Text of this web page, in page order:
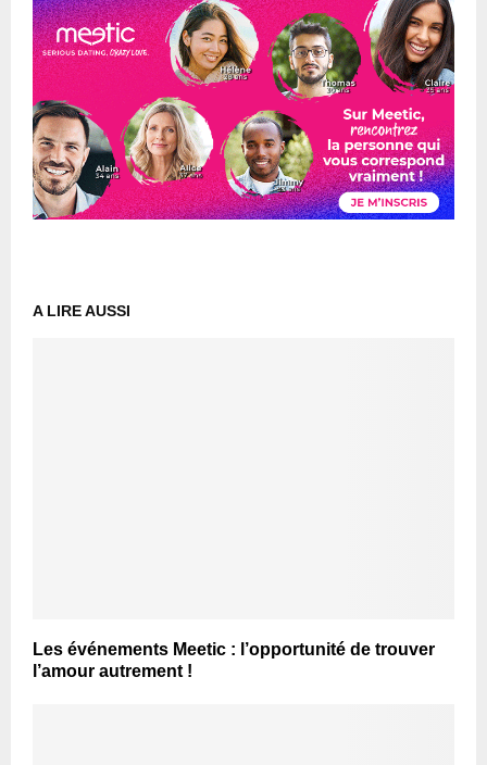
A LIRE AUSSI
Les événements Meetic : l’opportunité de trouver
l’amour autrement !